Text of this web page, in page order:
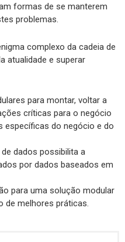
formas de se manterem
problemas.
complexo da cadeia de
atualidade e superar
para montar, voltar a
críticas para o negócio
específicas do negócio e do
dados possibilita a
por dados baseados em
para uma solução modular
de melhores práticas.